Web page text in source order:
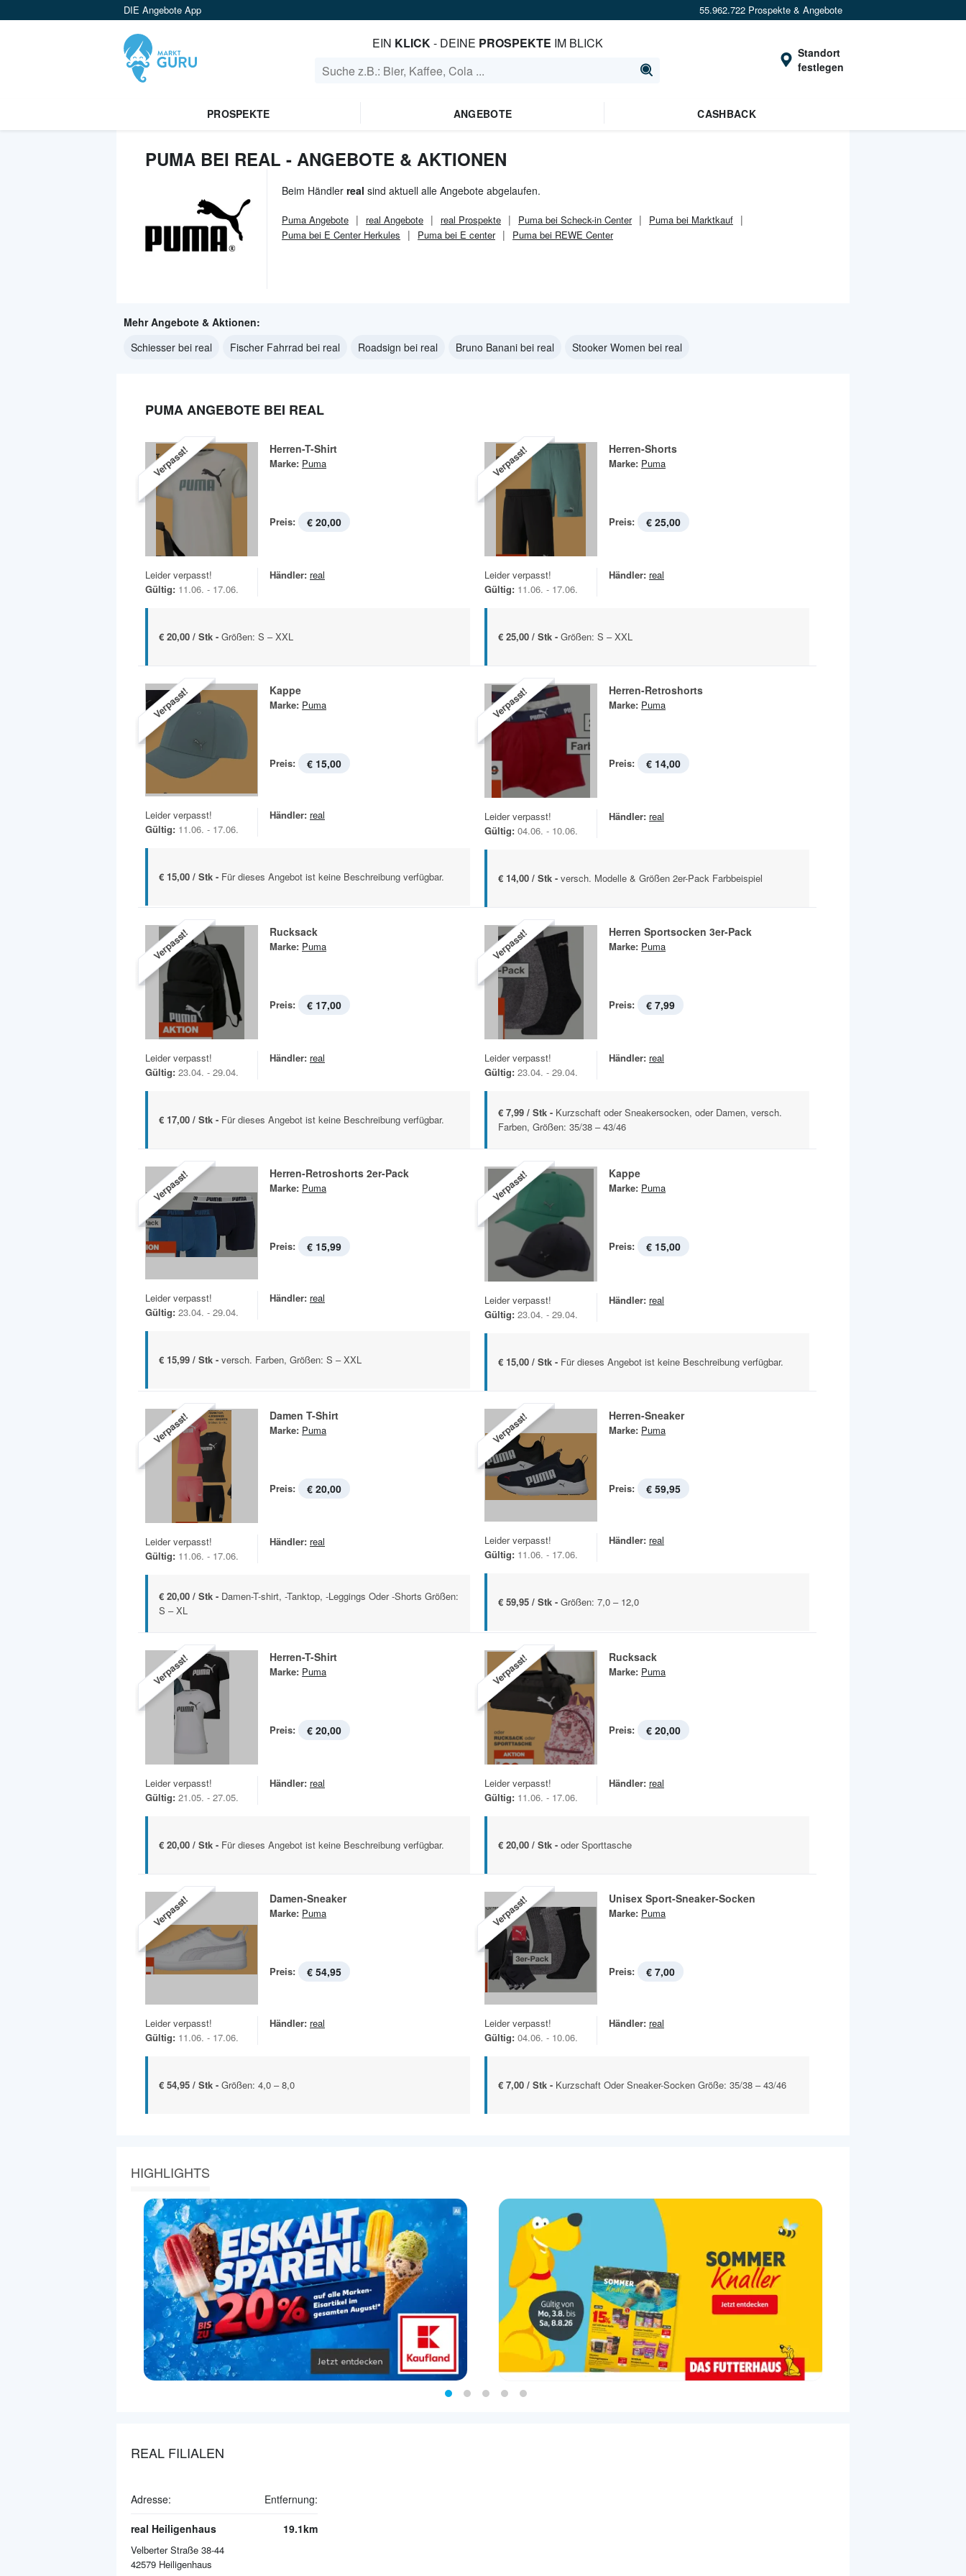
DIE Angebote App 55.962.722 Prospekte & Angebote
EIN KLICK- DEINE PROSPEKTE IM BLICK
Standort
festlegen
PROSPEKTE ANGEBOTE CASHBACK
PUMA BEI REAL - ANGEBOTE & AKTIONEN
Beim Händler real sind aktuell alle Angebote abgelaufen.
Puma Angebote real Angebote real Prospekte Puma bei Scheck-in Center
Puma bei Marktkauf
Puma bei E Center Herkules
Puma bei E center Puma bei REWE Center
Mehr Angebote & Aktionen:
Schiesser bei real
Fischer Fahrrad bei real Roadsign bei real Bruno Banani bei real Stooker Women bei real
PUMA ANGEBOTE BEI REAL
Verpasst! Herren-T-Shirt
Marke: Puma
Preis: € 20,00
Leider verpasst!
Gültig: 11.06. - 17.06.
Händler: real
€ 20,00 / Stk - Größen: S – XXL
Verpasst! Herren-Shorts
Marke: Puma
Preis: € 25,00
Leider verpasst!
Gültig: 11.06. - 17.06.
Händler: real
€ 25,00 / Stk - Größen: S – XXL
Verpasst! Kappe
Marke: Puma
Preis: € 15,00
Leider verpasst!
Gültig: 11.06. - 17.06.
Händler: real
€ 15,00 / Stk - Für dieses Angebot ist keine Beschreibung verfügbar.
Verpasst! Herren-Retroshorts
Marke: Puma
Preis: € 14,00
Leider verpasst!
Gültig: 04.06. - 10.06.
Händler: real
€ 14,00 / Stk - versch. Modelle & Größen 2er-Pack Farbbeispiel
Verpasst! Rucksack
Marke: Puma
Preis: € 17,00
Leider verpasst!
Gültig: 23.04. - 29.04.
Händler: real
€ 17,00 / Stk - Für dieses Angebot ist keine Beschreibung verfügbar.
Verpasst! Herren Sportsocken 3er-Pack
Marke: Puma
Preis: € 7,99
Leider verpasst!
Gültig: 23.04. - 29.04.
Händler: real
€ 7,99 / Stk - Kurzschaft oder Sneakersocken, oder Damen, versch.
Farben, Größen: 35/38 – 43/46
Verpasst! Herren-Retroshorts 2er-Pack
Marke: Puma
Preis: € 15,99
Leider verpasst!
Gültig: 23.04. - 29.04.
Händler: real
€ 15,99 / Stk - versch. Farben, Größen: S – XXL
Verpasst! Kappe
Marke: Puma
Preis: € 15,00
Leider verpasst!
Gültig: 23.04. - 29.04.
Händler: real
€ 15,00 / Stk - Für dieses Angebot ist keine Beschreibung verfügbar.
Verpasst! Damen T-Shirt
Marke: Puma
Preis: € 20,00
Leider verpasst!
Gültig: 11.06. - 17.06.
Händler: real
€ 20,00 / Stk - Damen-T-shirt, -Tanktop, -Leggings Oder -Shorts Größen:
S – XL
Verpasst! Herren-Sneaker
Marke: Puma
Preis: € 59,95
Leider verpasst!
Gültig: 11.06. - 17.06.
Händler: real
€ 59,95 / Stk - Größen: 7,0 – 12,0
Verpasst! Herren-T-Shirt
Marke: Puma
Preis: € 20,00
Leider verpasst!
Gültig: 21.05. - 27.05.
Händler: real
€ 20,00 / Stk - Für dieses Angebot ist keine Beschreibung verfügbar.
Verpasst! Rucksack
Marke: Puma
Preis: € 20,00
Leider verpasst!
Gültig: 11.06. - 17.06.
Händler: real
€ 20,00 / Stk - oder Sporttasche
Verpasst! Damen-Sneaker
Marke: Puma
Preis: € 54,95
Leider verpasst!
Gültig: 11.06. - 17.06.
Händler: real
€ 54,95 / Stk - Größen: 4,0 – 8,0
Verpasst! Unisex Sport-Sneaker-Socken
Marke: Puma
Preis: € 7,00
Leider verpasst!
Gültig: 04.06. - 10.06.
Händler: real
€ 7,00 / Stk - Kurzschaft Oder Sneaker-Socken Größe: 35/38 – 43/46
HIGHLIGHTS
REAL FILIALEN
Adresse: Entfernung:
real Heiligenhaus
Velberter Straße 38-44
42579 Heiligenhaus
19.1km